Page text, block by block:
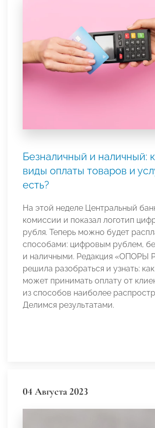
Безналичный и наличный:
виды оплаты товаров и
есть?
На этой неделе Центральный
комиссии и показал логотип
рубля. Теперь можно будет
способами: цифровым рублем,
и наличными. Редакция «ОПОРЫ
решила разобраться и узнать:
может принимать оплату от
из способов наиболее
Делимся результатами.
04 Августа 2023